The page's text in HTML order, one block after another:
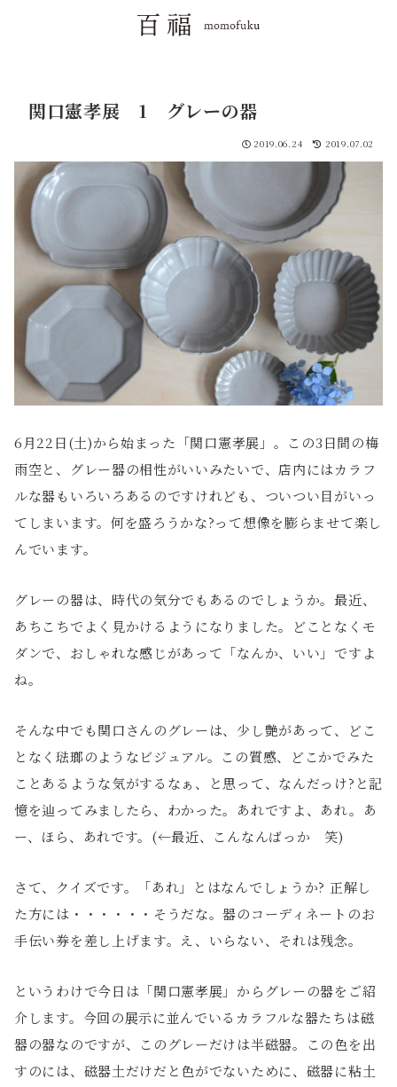
関口憲孝展 1 グレーの器
2019.06.24 2019.07.02
6月22日(土)から始まった「関口憲孝展」。この3日間の梅
雨空と、グレー器の相性がいいみたいで、店内にはカラフ
ルな器もいろいろあるのですけれども、ついつい目がいっ
てしまいます。何を盛ろうかな?って想像を膨らませて楽し
んでいます。
グレーの器は、時代の気分でもあるのでしょうか。最近、
あちこちでよく見かけるようになりました。どことなくモ
ダンで、おしゃれな感じがあって「なんか、いい」ですよ
ね。
そんな中でも関口さんのグレーは、少し艶があって、どこ
となく琺瑯のようなビジュアル。この質感、どこかでみた
ことあるような気がするなぁ、と思って、なんだっけ?と記
憶を辿ってみましたら、わかった。あれですよ、あれ。あ
ー、ほら、あれです。(←最近、こんなんばっか 笑)
さて、クイズです。「あれ」とはなんでしょうか? 正解し
た方には・・・・・・そうだな。器のコーディネートのお
手伝い券を差し上げます。え、いらない、それは残念。
というわけで今日は「関口憲孝展」からグレーの器をご紹
介します。今回の展示に並んでいるカラフルな器たちは磁
器の器なのですが、このグレーだけは半磁器。この色を出
すのには、磁器土だけだと色がでないために、磁器に粘土